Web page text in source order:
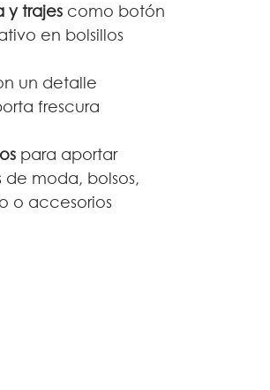
y trajes como botón
en bolsillos
un detalle
frescura
para aportar
de moda, bolsos,
o accesorios